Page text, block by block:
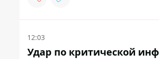
12:03
Удар по критической